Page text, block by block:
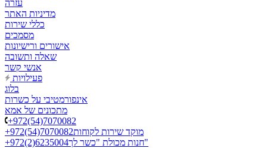
עזרה
מדיניות האתר
כללי שירות
מסמכים
אישורים ורישיונות
שאלה ותשובה
אנשי קשר
פעילויות
בלוג
אינפורמטיבי על כשרות
מתכונים של אמא
+972(54)7070082
+972(54)7070082מוקד שירות לקוחות
+972(2)6235004
חנות מכולת "כשר לך"